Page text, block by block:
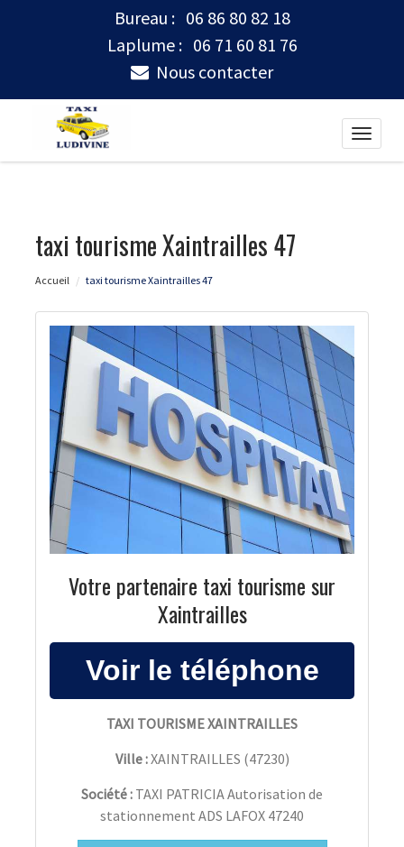
Bureau : 06 86 80 82 18
Laplume : 06 71 60 81 76
Nous contacter
Toggle
taxi tourisme Xaintrailles 47
Accueil taxi tourisme Xaintrailles 47
Votre partenaire taxi tourisme sur
Xaintrailles
TAXI TOURISME XAINTRAILLES
Ville :XAINTRAILLES (47230)
Société : TAXI PATRICIA Autorisation de
stationnement ADS LAFOX 47240